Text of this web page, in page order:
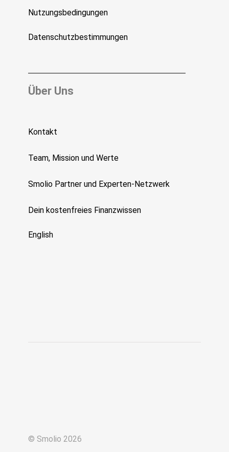
Nutzungsbedingungen
Datenschutzbestimmungen
Über Uns
Kontakt
Team, Mission und Werte
Smolio Partner und Experten-Netzwerk
Dein kostenfreies Finanzwissen
English
© Smolio 2026